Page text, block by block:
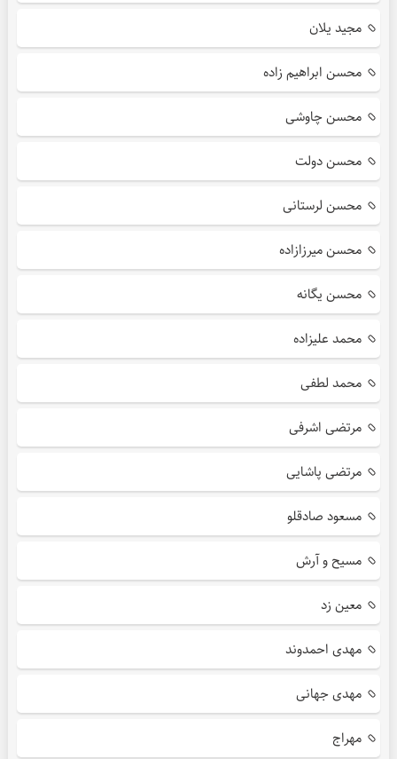
مجید یلان
محسن ابراهیم زاده
محسن چاوشی
محسن دولت
محسن لرستانی
محسن میرزازاده
محسن یگانه
محمد علیزاده
محمد لطفی
مرتضی اشرفی
مرتضی پاشایی
مسعود صادقلو
مسیح و آرش
معین زد
مهدی احمدوند
مهدی جهانی
مهراج